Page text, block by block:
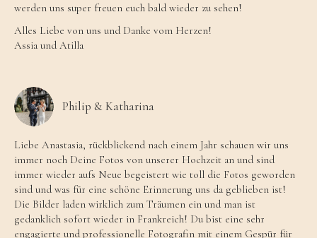
werden uns super freuen euch bald wieder zu sehen!
Alles Liebe von uns und Danke vom Herzen!
Assia und Atilla
Philip & Katharina
Liebe Anastasia, rückblickend nach einem Jahr schauen wir uns
immer noch Deine Fotos von unserer Hochzeit an und sind
immer wieder aufs Neue begeistert wie toll die Fotos geworden
sind und was für eine schöne Erinnerung uns da geblieben ist!
Die Bilder laden wirklich zum Träumen ein und man ist
gedanklich sofort wieder in Frankreich! Du bist eine sehr
engagierte und professionelle Fotografin mit einem Gespür für